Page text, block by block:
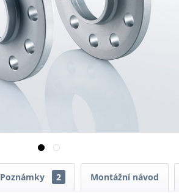
Poznámky 2 Montážní návod